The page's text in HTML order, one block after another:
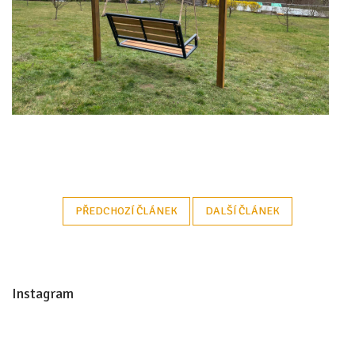
PŘEDCHOZÍ ČLÁNEK DALŠÍ ČLÁNEK
Instagram